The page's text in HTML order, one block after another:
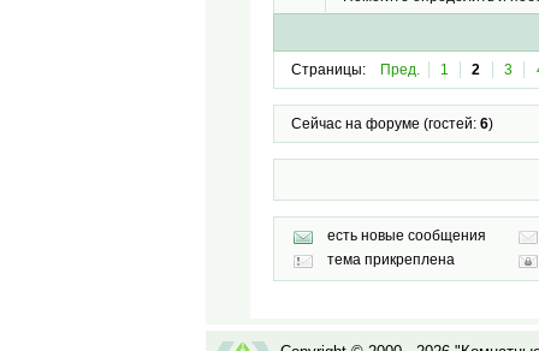
Страницы: Пред. 1 2 3
Сейчас на форуме (гостей: 6)
есть новые сообщения
тема прикреплена